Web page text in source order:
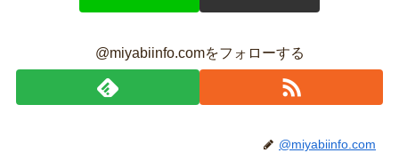
@miyabiinfo.comをフォローする
@miyabiinfo.com